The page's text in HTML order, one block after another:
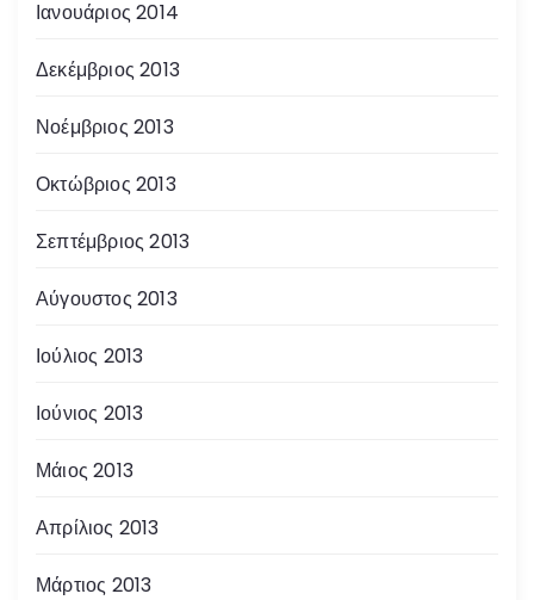
Ιανουάριος 2014
Δεκέμβριος 2013
Νοέμβριος 2013
Οκτώβριος 2013
Σεπτέμβριος 2013
Αύγουστος 2013
Ιούλιος 2013
Ιούνιος 2013
Μάιος 2013
Απρίλιος 2013
Μάρτιος 2013